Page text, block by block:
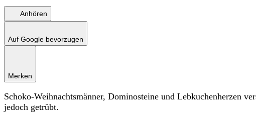
Anhören
Auf Google bevorzugen
Merken
Schoko-Weihnachtsmänner, Dominosteine und Lebkuchenherzen
jedoch getrübt.